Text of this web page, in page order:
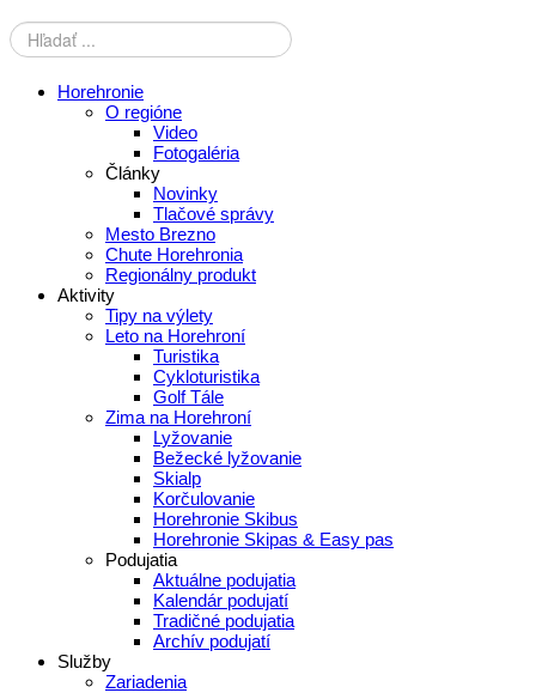
Horehronie
O regióne
Video
Fotogaléria
Články
Novinky
Tlačové správy
Mesto Brezno
Chute Horehronia
Regionálny produkt
Aktivity
Tipy na výlety
Leto na Horehroní
Turistika
Cykloturistika
Golf Tále
Zima na Horehroní
Lyžovanie
Bežecké lyžovanie
Skialp
Korčulovanie
Horehronie Skibus
Horehronie Skipas & Easy pas
Podujatia
Aktuálne podujatia
Kalendár podujatí
Tradičné podujatia
Archív podujatí
Služby
Zariadenia